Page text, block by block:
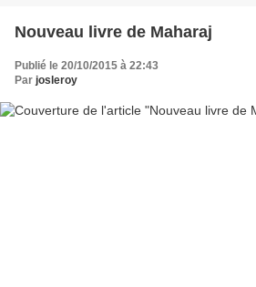
Nouveau livre de Maharaj
Publié le 20/10/2015 à 22:43
Par josleroy